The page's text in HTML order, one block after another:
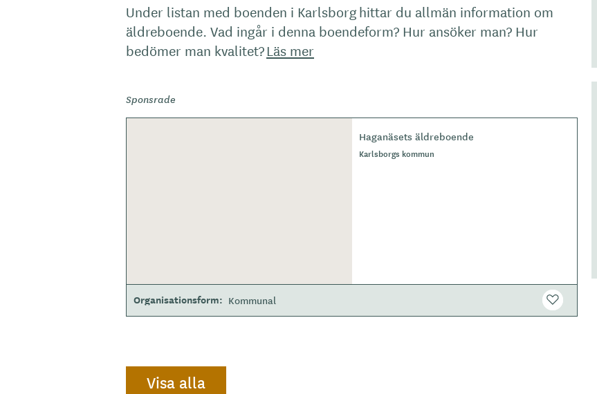
Under listan med boenden i Karlsborg hittar du allmän information om
äldreboende. Vad ingår i denna boendeform? Hur ansöker man? Hur
bedömer man kvalitet?Läs mer
Sponsrade
Haganäsets äldreboende
Karlsborgs kommun
Organisationsform Kommunal
Visa alla